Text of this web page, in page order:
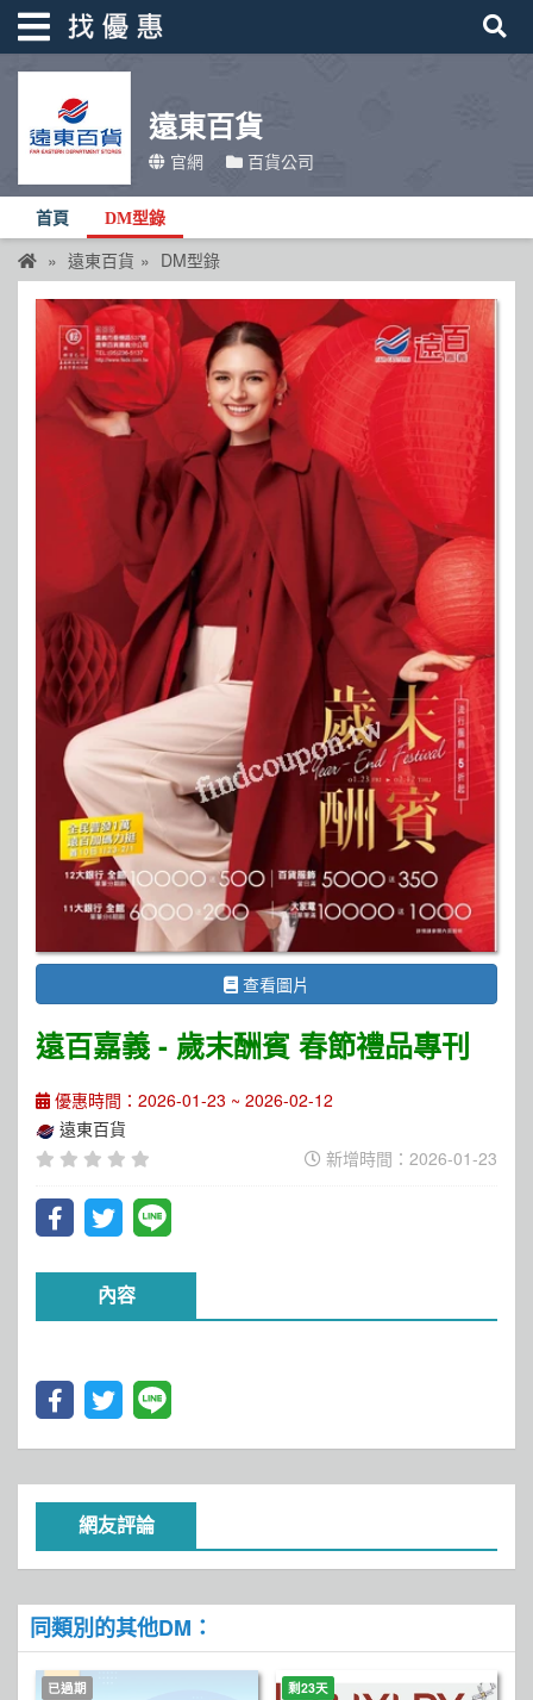
遠東百貨
官網 百貨公司
首頁 DM型錄
遠東百貨 DM型錄
查看圖片
遠百嘉義 - 歲末酬賓 春節禮品專刊
優惠時間：2026-01-23 ~ 2026-02-12
遠東百貨
新增時間：2026-01-23
內容
網友評論
同類別的其他DM：
已過期 剩23天
找優惠
優惠活動
折價卷
線上DM
找菜單
品牌總覽